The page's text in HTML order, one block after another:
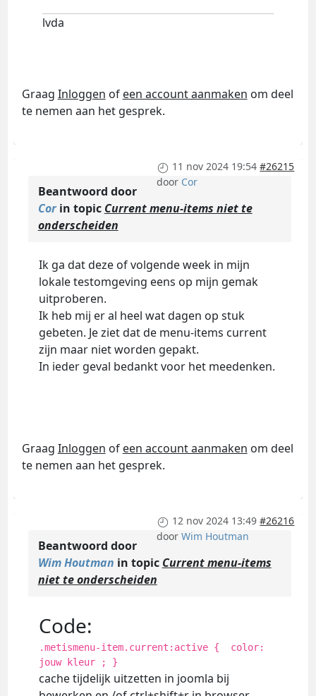
lvda
Graag Inloggen of een account aanmaken om deel
te nemen aan het gesprek.
11 nov 2024 19:54 #26215
door Cor
Beantwoord door
Corin topic Current menu-items niet te
onderscheiden
Ik ga dat deze of volgende week in mijn
lokale testomgeving eens op mijn gemak
uitproberen.
Ik heb mij er al heel wat dagen op stuk
gebeten. Je ziet dat de menu-items current
zijn maar niet worden gepakt.
In ieder geval bedankt voor het meedenken.
Graag Inloggen of een account aanmaken om deel
te nemen aan het gesprek.
12 nov 2024 13:49 #26216
doorWim Houtman
Beantwoord door
Wim Houtman in topic Current menu-items
niet te onderscheiden
Code:
.metismenu-item.current:active { color:
jouw kleur ; }
cache tijdelijk uitzetten in joomla bij